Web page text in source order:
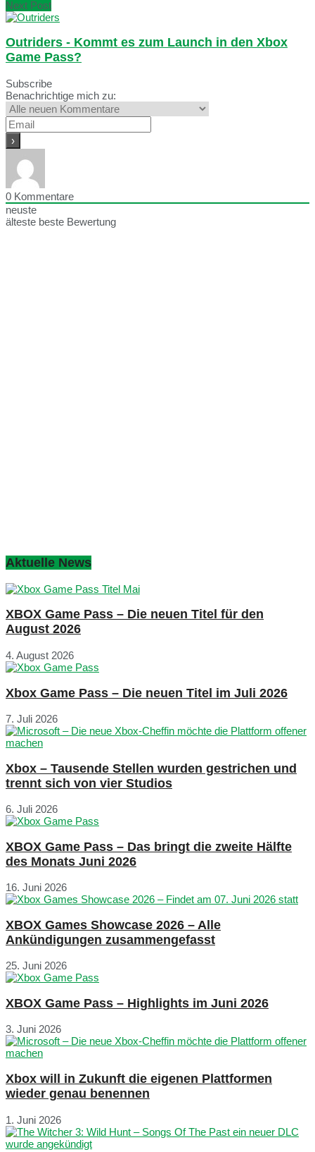
Next Post
Outriders - Kommt es zum Launch in den Xbox
Game Pass?
Subscribe
Benachrichtige mich zu:
0 Kommentare
neuste
älteste beste Bewertung
Aktuelle News
XBOX Game Pass – Die neuen Titel für den
August 2026
4. August 2026
Xbox Game Pass – Die neuen Titel im Juli 2026
7. Juli 2026
Xbox – Tausende Stellen wurden gestrichen und
trennt sich von vier Studios
6. Juli 2026
XBOX Game Pass – Das bringt die zweite Hälfte
des Monats Juni 2026
16. Juni 2026
XBOX Games Showcase 2026 – Alle
Ankündigungen zusammengefasst
25. Juni 2026
XBOX Game Pass – Highlights im Juni 2026
3. Juni 2026
Xbox will in Zukunft die eigenen Plattformen
wieder genau benennen
1. Juni 2026